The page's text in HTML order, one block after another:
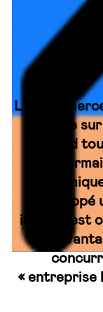
L’e-
centrée
vend
interne est
d’un
« entreprise